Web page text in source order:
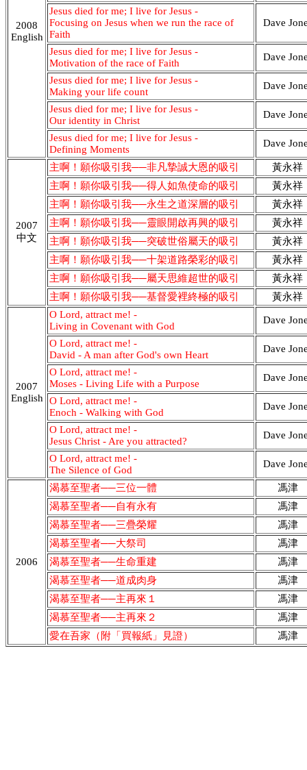
2008
English
Jesus died for me; I live for Jesus -
Focusing on Jesus when we run the race of
Faith
Dave
Jesus died for me; I live for Jesus -
Motivation of the race of Faith
Dave
Jesus died for me; I live for Jesus -
Making your life count
Dave
Jesus died for me; I live for Jesus -
Our identity in Christ
Dave
Jesus died for me; I live for Jesus -
Defining Moments
Dave
2007
中文
主啊！願你吸引我──非凡摯誠大恩的吸引
黃永祥
主啊！願你吸引我──得人如魚使命的吸引
黃永祥
主啊！願你吸引我──永生之道深層的吸引
黃永祥
主啊！願你吸引我──靈眼開啟再興的吸引
黃永祥
主啊！願你吸引我──突破世俗屬天的吸引
黃永祥
主啊！願你吸引我──十架道路榮彩的吸引
黃永祥
主啊！願你吸引我──屬天思維超世的吸引
黃永祥
主啊！願你吸引我──基督愛裡終極的吸引
黃永祥
2007
English
O Lord, attract me! -
Living in Covenant with God
Dave
O Lord, attract me! -
David - A man after God's own Heart
Dave
O Lord, attract me! -
Moses - Living Life with a Purpose
Dave
O Lord, attract me! -
Enoch - Walking with God
Dave
O Lord, attract me! -
Jesus Christ - Are you attracted?
Dave
O Lord, attract me! -
The Silence of God
Dave
2006
渴慕至聖者──三位一體
馮津
渴慕至聖者──自有永有
馮津
渴慕至聖者──三疊榮耀
馮津
渴慕至聖者──大祭司
馮津
渴慕至聖者──生命重建
馮津
渴慕至聖者──道成肉身
馮津
渴慕至聖者──主再來１
馮津
渴慕至聖者──主再來２
馮津
愛在吾家（附「買報紙」見證）
馮津